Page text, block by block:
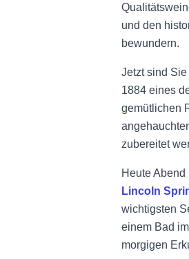
und den
bewundern.
Jetzt sind
1884 eines
gemütlichen
zubereitet
Heute
Lincoln
wichtigsten
einem Bad
morgigen